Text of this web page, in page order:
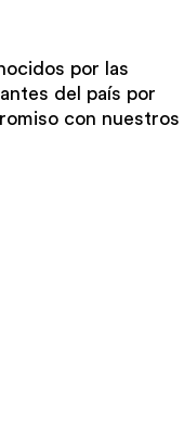
por las
del país por
con nuestros